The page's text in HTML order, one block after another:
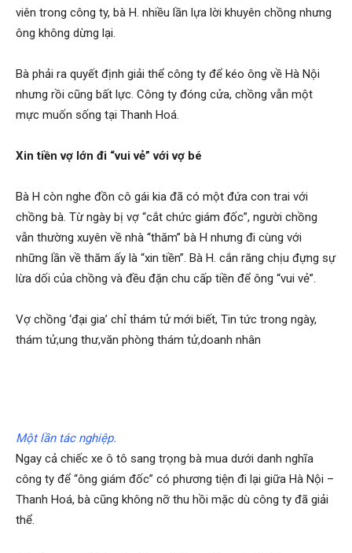
phong,
phong
tham
phong,
văn
viên trong công ty, bà H. nhiều lần lựa lời khuyên chồng nhưng
ông không dừng lại.
Bà phải ra quyết định giải thể công ty để kéo ông về Hà Nội
nhưng rồi cũng bất lực. Công ty đóng cửa, chồng vẫn một
mực muốn sống tại Thanh Hoá.
Xin tiền vợ lớn đi “vui vẻ” với vợ bé
Bà H còn nghe đồn cô gái kia đã có một đứa con trai với
chồng bà. Từ ngày bị vợ “cắt chức giám đốc”, người chồng
vẫn thường xuyên về nhà “thăm” bà H nhưng đi cùng với
những lần về thăm ấy là “xin tiền”. Bà H. cắn răng chịu đựng sự
lừa dối của chồng và đều đặn chu cấp tiền để ông “vui vẻ”.
Vợ chồng ‘đại gia’ chỉ thám tử mới biết, Tin tức trong ngày,
thám tử,ung thư,văn phòng thám tử,doanh nhân
Một lần tác nghiệp.
Ngay cả chiếc xe ô tô sang trọng bà mua dưới danh nghĩa
công ty để “ông giám đốc” có phương tiện đi lại giữa Hà Nội –
Thanh Hoá, bà cũng không nỡ thu hồi mặc dù công ty đã giải
thể.